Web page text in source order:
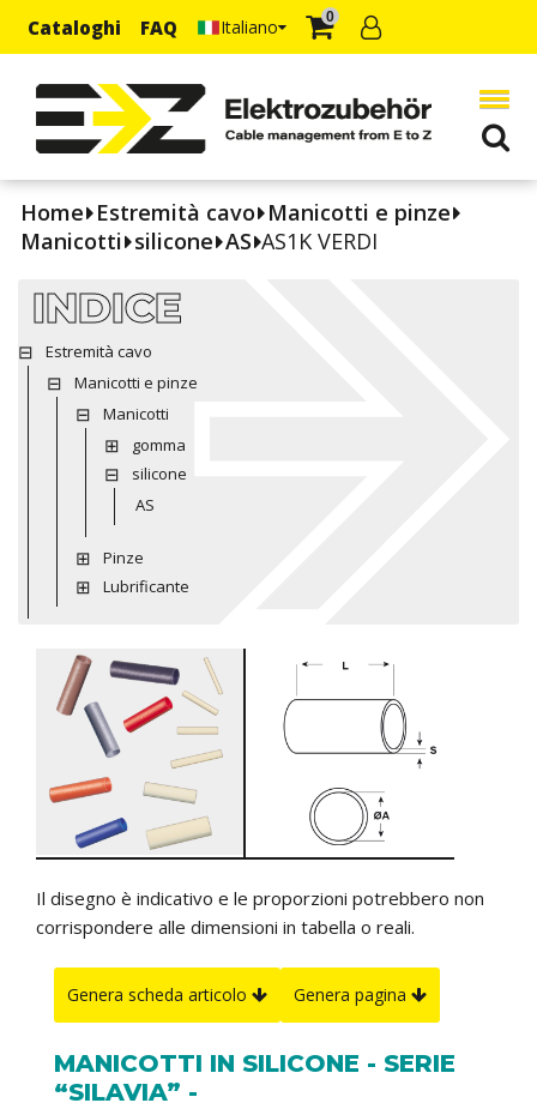
Cataloghi FAQ Italiano 0
Home Estremità cavo Manicotti e pinze
Manicotti silicone AS AS1K VERDI
INDICE
Estremità cavo
Manicotti e pinze
Manicotti
gomma
silicone
AS
Pinze
Lubrificante
Il disegno è indicativo e le proporzioni potrebbero non
corrispondere alle dimensioni in tabella o reali.
Genera scheda articolo Genera pagina
MANICOTTI IN SILICONE - SERIE
“SILAVIA” -